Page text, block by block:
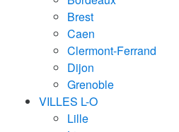
Brest
Caen
Clermont-Ferrand
Dijon
Grenoble
VILLES L-O
Lille